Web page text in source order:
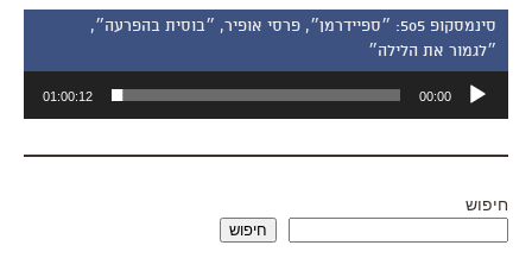
סינמסקופ 505: ״ספיידרמן״, פרסי אופיר, ״בוסית בהפרעה״,
״לגמור את הלילה״
אודיו
00:00
01:00:12
חיפוש
חיפוש